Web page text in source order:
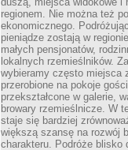
regionem. Nie można też
ekonomicznego.
pieniądze zostają w
małych pensjonatów,
lokalnych rzemieślników.
wybieramy często miejsca
przerobione na pokoje
przekształcone w galerie,
browary rzemieślnicze. W
staje się bardziej
większą szansę na rozwój
charakteru. Podróże blisko